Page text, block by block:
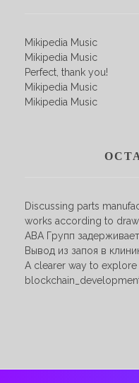
Mikipedia Music
Mikipedia Music
Perfect, thank you!
Mikipedia Music
Mikipedia Music
Discussing parts
works according to
АВА Групп
Вывод из запоя в
A clearer way to